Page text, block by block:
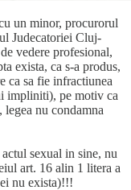
un minor, procurorul
Judecatoriei Cluj-
vedere profesional,
exista, ca s-a produs,
ca sa fie infractiunea
impliniti), pe motiv ca
legea nu condamna
sexual in sine, nu
art. 16 alin 1 litera a
nu exista)!!!